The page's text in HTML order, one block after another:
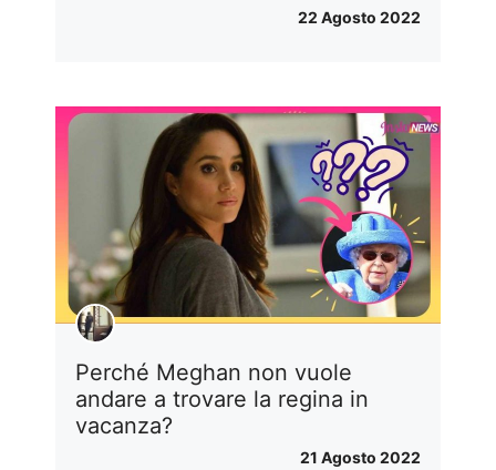
22 Agosto 2022
Perché Meghan non vuole
andare a trovare la regina in
vacanza?
21 Agosto 2022